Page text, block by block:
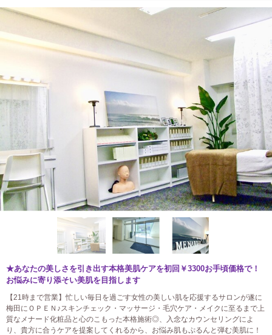
★あなたの美しさを引き出す本格美肌ケアを初回￥3300お手頃価格で！
お悩みに寄り添そい美肌を目指します
【21時まで営業】忙しい毎日を過ごす女性の美しい肌を応援するサロンが遂に
梅田にＯＰＥＮ♪スキンチェック・マッサージ・毛穴ケア・メイクに至るまで上
質なメナード化粧品と心のこもった本格施術◎、入念なカウンセリングによ
り、貴方に合うケアを提案してくれるから、お悩み肌もぷるんと弾む美肌に！